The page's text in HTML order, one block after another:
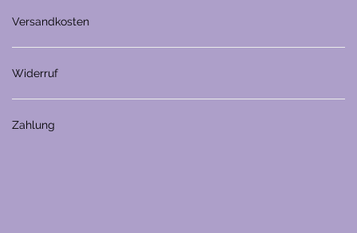
Versandkosten
Widerruf
Zahlung